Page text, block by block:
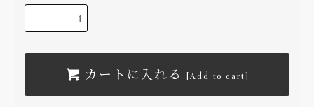
カートに入れる [Add to cart]